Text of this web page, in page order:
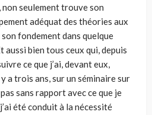
seulement trouve son
adéquat des théories aux
fondement dans quelque
bien tous ceux qui, depuis
ce que j’ai, devant eux,
a trois ans, sur un séminaire sur
pas sans rapport avec ce que je
été conduit à la nécessité